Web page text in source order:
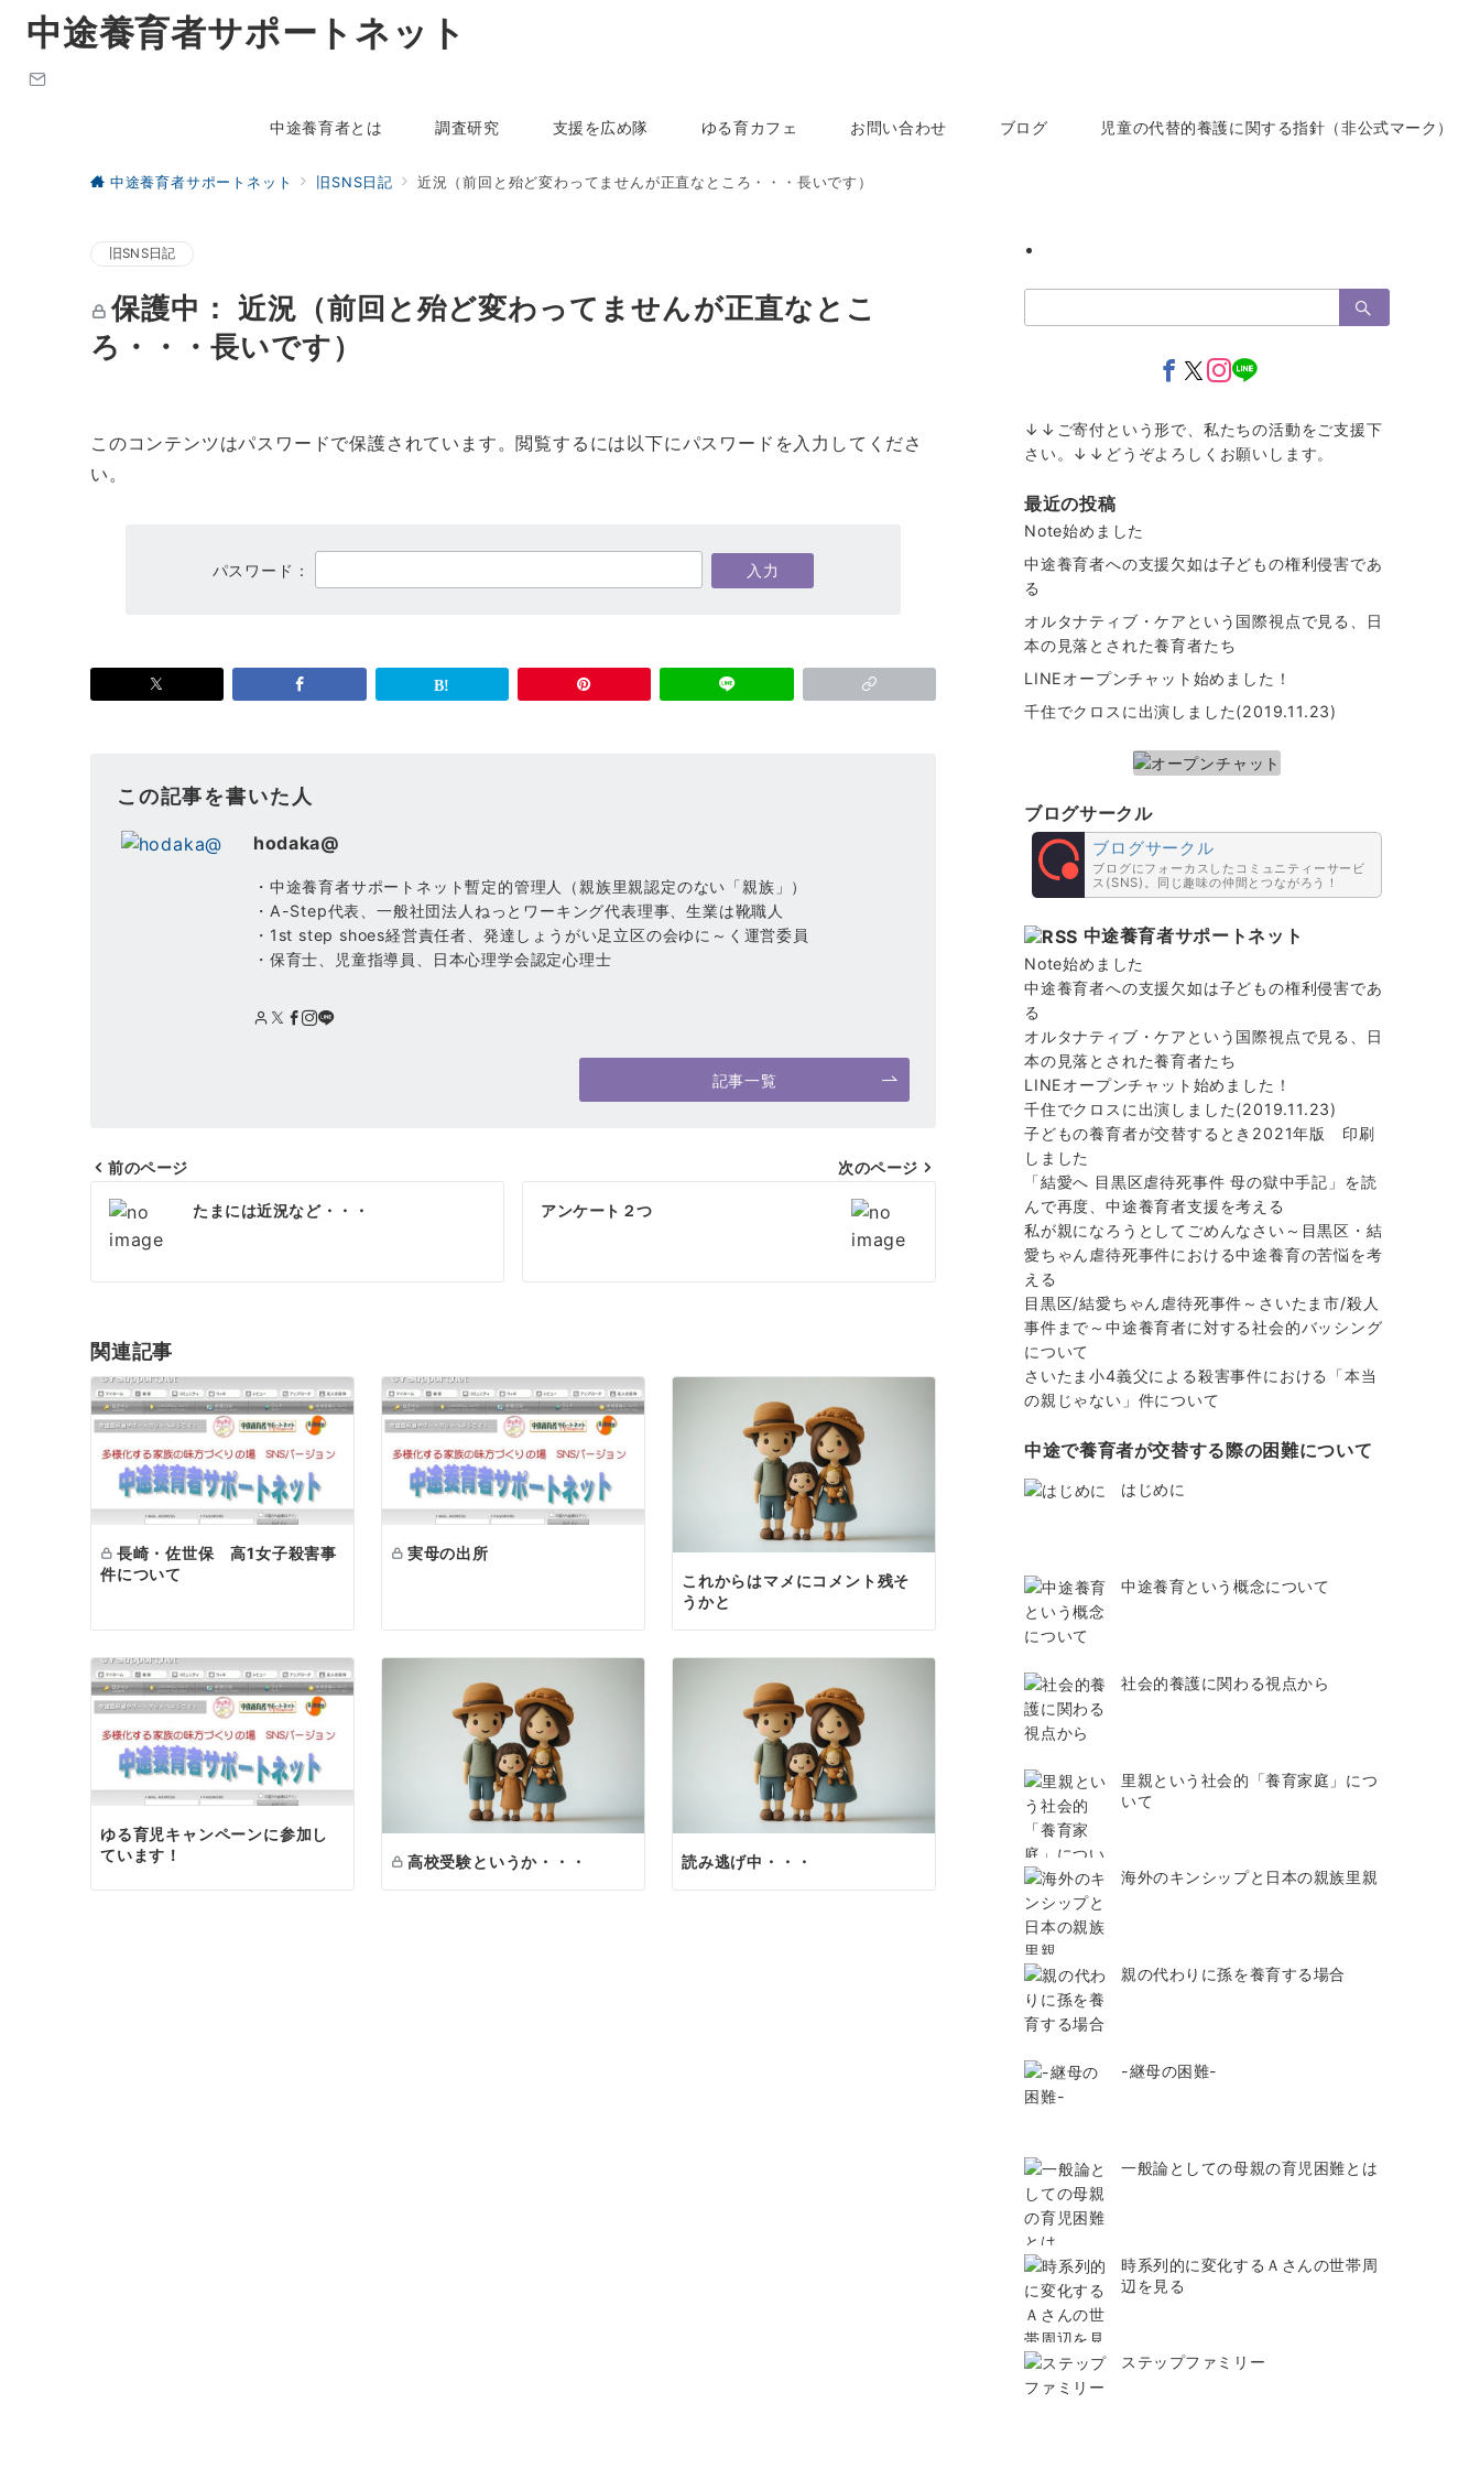
中途養育者サポートネット
中途養育者とは 調査研究 支援を広め隊 ゆる育カフェ お問い合わせ ブログ 児童の代替的養護に関する指針（非公式マーク）
中途養育者サポートネット 旧SNS日記 近況（前回と殆ど変わってませんが正直なところ・・・長いです）
旧SNS日記
保護中： 近況（前回と殆ど変わってませんが正直なとこ
ろ・・・長いです）
このコンテンツはパスワードで保護されています。閲覧するには以下にパスワードを入力してくださ
い。
パスワード：
この記事を書いた人
hodaka@
・中途養育者サポートネット暫定的管理人（親族里親認定のない「親族」）
・A-Step代表、一般社団法人ねっとワーキング代表理事、生業は靴職人
・1st step shoes経営責任者、発達しょうがい足立区の会ゆに～く運営委員
・保育士、児童指導員、日本心理学会認定心理士
記事一覧
投
稿
ゲ
ー
シ
ョ
前のページ
たまには近況など・・・
次のページ
アンケート２つ
関連記事
長崎・佐世保 高1女子殺害事
件について
実母の出所
これからはマメにコメント残そ
うかと
ゆる育児キャンペーンに参加し
ています！
高校受験というか・・・ 読み逃げ中・・・
索：
↓↓ご寄付という形で、私たちの活動をご支援下
さい。↓↓どうぞよろしくお願いします。
最近の投稿
Note始めました
中途養育者への支援欠如は子どもの権利侵害であ
る
オルタナティブ・ケアという国際視点で見る、日
本の見落とされた養育者たち
LINEオープンチャット始めました！
千住でクロスに出演しました(2019.11.23)
ブログサークル
ブログサークル
ブログにフォーカスしたコミュニティーサービ
ス(SNS)。同じ趣味の仲間とつながろう！
中途養育者サポートネット
Note始めました
中途養育者への支援欠如は子どもの権利侵害であ
る
オルタナティブ・ケアという国際視点で見る、日
本の見落とされた養育者たち
LINEオープンチャット始めました！
千住でクロスに出演しました(2019.11.23)
子どもの養育者が交替するとき2021年版 印刷
しました
「結愛へ 目黒区虐待死事件 母の獄中手記」を読
んで再度、中途養育者支援を考える
私が親になろうとしてごめんなさい～目黒区・結
愛ちゃん虐待死事件における中途養育の苦悩を考
える
目黒区/結愛ちゃん虐待死事件～さいたま市/殺人
事件まで～中途養育者に対する社会的バッシング
について
さいたま小4義父による殺害事件における「本当
の親じゃない」件について
中途で養育者が交替する際の困難について
はじめに
中途養育という概念について
社会的養護に関わる視点から
里親という社会的「養育家庭」につ
いて
海外のキンシップと日本の親族里親
親の代わりに孫を養育する場合
-継母の困難-
一般論としての母親の育児困難とは
時系列的に変化するＡさんの世帯周
辺を見る
ステップファミリー